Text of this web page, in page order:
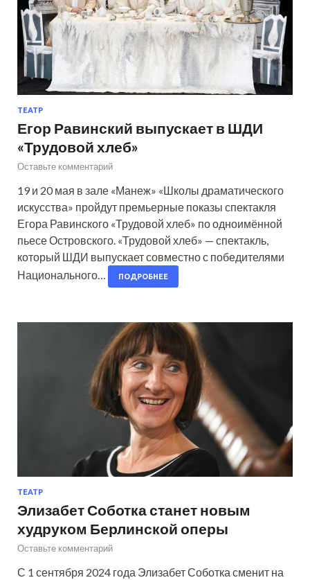
ТЕАТР
Егор Равинский выпускает в ШДИ
«Трудовой хлеб»
Оставьте комментарий
19 и 20 мая в зале «Манеж» «Школы драматического
искусства» пройдут премьерные показы спектакля
Егора Равинского «Трудовой хлеб» по одноимённой
пьесе Островского. «Трудовой хлеб» — спектакль,
который ШДИ выпускает совместно с победителями
Национального…
ПОДРОБНЕЕ
ТЕАТР
Элизабет Соботка станет новым
худруком Берлинской оперы
Оставьте комментарий
С 1 сентября 2024 года Элизабет Соботка сменит на